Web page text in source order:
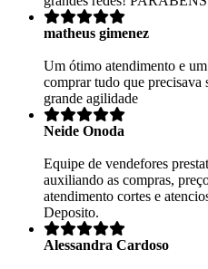
matheus gimenez
Um ótimo atendimento e
comprar tudo que precisava
grande agilidade
Neide Onoda
Equipe de vendefores
auxiliando as compras,
atendimento cortes e
Deposito.
Alessandra Cardoso